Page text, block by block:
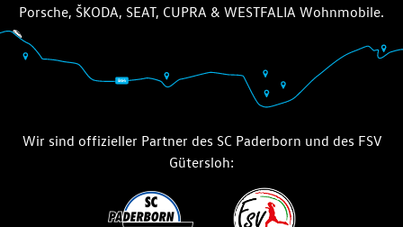
Porsche, ŠKODA, SEAT, CUPRA & WESTFALIA Wohnmobile.
Wir sind offizieller Partner des SC Paderborn und des FSV
Gütersloh: